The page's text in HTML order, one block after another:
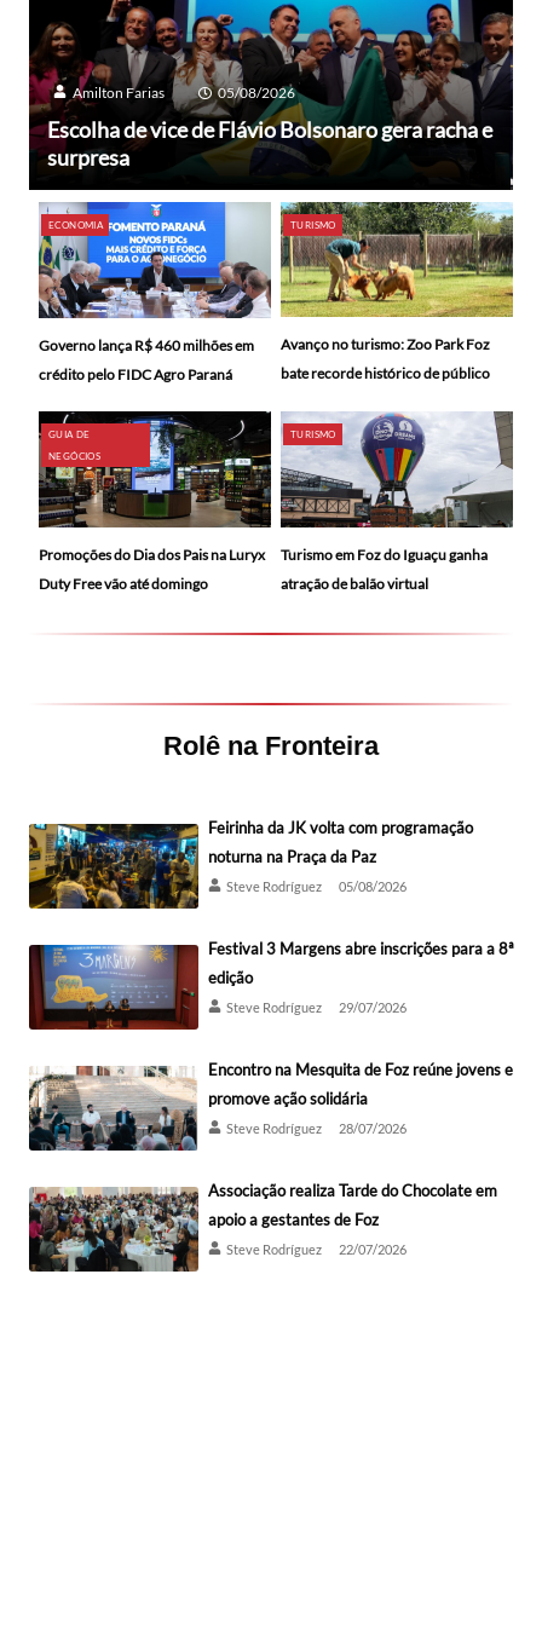
Amilton Farias 05/08/2026
Escolha de vice de Flávio Bolsonaro gera racha e
surpresa
ECONOMIA
Governo lança R$ 460 milhões em
crédito pelo FIDC Agro Paraná
TURISMO
Avanço no turismo: Zoo Park Foz
bate recorde histórico de público
GUIA DE
NEGÓCIOS
Promoções do Dia dos Pais na Luryx
Duty Free vão até domingo
TURISMO
Turismo em Foz do Iguaçu ganha
atração de balão virtual
Rolê na Fronteira
Feirinha da JK volta com programação
noturna na Praça da Paz
Steve Rodríguez 05/08/2026
Festival 3 Margens abre inscrições para a 8ª
edição
Steve Rodríguez 29/07/2026
Encontro na Mesquita de Foz reúne jovens e
promove ação solidária
Steve Rodríguez 28/07/2026
Associação realiza Tarde do Chocolate em
apoio a gestantes de Foz
Steve Rodríguez 22/07/2026